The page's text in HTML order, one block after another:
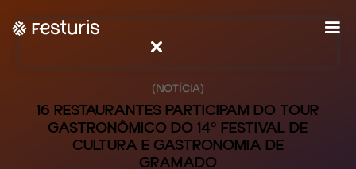
(NOTÍCIA)
16 RESTAURANTES PARTICIPAM DO TOUR
GASTRONÔMICO DO 14º FESTIVAL DE
CULTURA E GASTRONOMIA DE
GRAMADO